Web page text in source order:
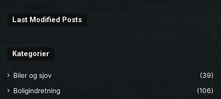
Last Modified Posts
Kategorier
Biler og sjov
(39)
Boligindretning
(106)